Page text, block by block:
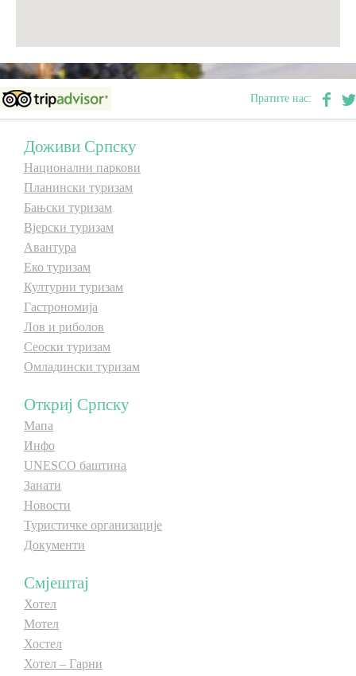
E-Brochure
Откриј Српску
Пратите нас:
Доживи Српску
Национални паркови
Планински туризам
Бањски туризам
Вјерски туризам
Авантура
Еко туризам
Културни туризам
Гастрономија
Лов и риболов
Сеоски туризам
Омладински туризам
Откриј Српску
Мапа
Инфо
UNESCO баштина
Занати
Новости
Туристичке организације
Документи
Смјештај
Хотел
Мотел
Хостел
Хотел – Гарни